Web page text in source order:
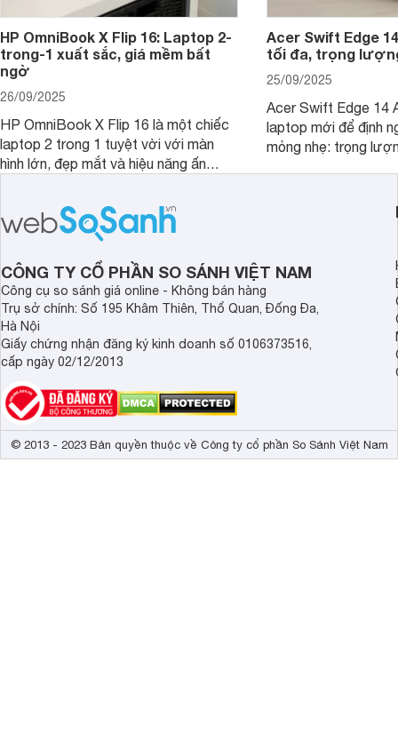
HP OmniBook X Flip 16: Laptop 2-
trong-1 xuất sắc, giá mềm bất
ngờ
26/09/2025
HP OmniBook X Flip 16 là một chiếc
laptop 2 trong 1 tuyệt vời với màn
hình lớn, đẹp mắt và hiệu năng ấn
mức giá vô cùng hấp dẫn, biến nó trở
thành một lựa chọn “đáng đồng tiền
bát gạo” trên thị trường.
Acer Swift Edge
tối đa, trọng
25/09/2025
Acer Swift Edge 14
laptop mới để định
mỏng nhẹ: trọng
năng AI hàng đầu,
CÔNG TY CỔ PHẦN SO SÁNH VIỆT NAM
Công cụ so sánh giá online - Không bán hàng
Trụ sở chính: Số 195 Khâm Thiên, Thổ Quan, Đống Đa,
Hà Nội
Giấy chứng nhận đăng ký kinh doanh số 0106373516,
cấp ngày 02/12/2013
© 2013 - 2023 Bản quyền thuộc về Công ty cổ phần So Sánh Việt Nam